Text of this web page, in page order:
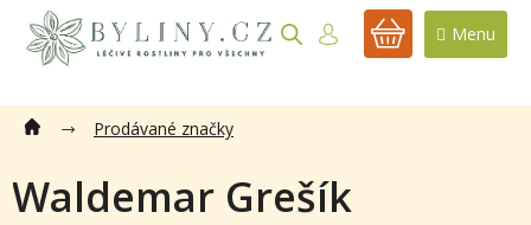
obsah
NÁKUPNÍ
Prodávané značky
Waldemar Grešík